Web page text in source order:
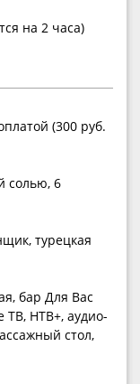
на 2 часа)
(300 руб.
солью, 6
турецкая
бар Для Вас
ТВ, НТВ+, аудио-
стол,